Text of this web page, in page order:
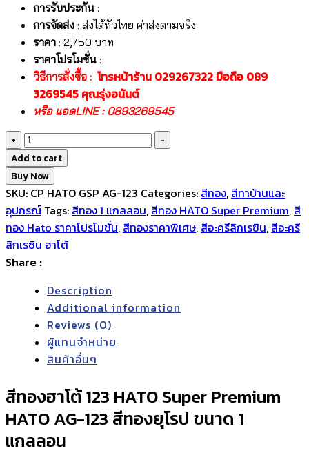
การรับประกัน :
การจัดส่ง : ส่งได้ทั่วไทย ค่าส่งตามจริง
ราคา : 2,750 บาท
ราคาโปรโมชั่น :
วิธีการสั่งซื้อ : โทรหน้าร้าน 029267322 มือถือ 089
3269545 คุณรุ่งอนันต์
หรือ แอดLINE : 0893269545
+
-
Add to cart
Buy Now
SKU: CP HATO GSP AG-123 Categories: สีทอง, สีทาบ้านและ
อุปกรณ์ Tags: สีทอง 1 แกลลอน, สีทอง HATO Super Premium, สี
ทอง Hato ราคาโปรโมชั่น, สีทองราคาพิเศษ, สีอะครีลิกเรซิน, สีอะครี
ลิกเรซิน ฮาโต้
Share :
Description
Additional information
Reviews (0)
ผู้แทนจำหน่าย
สินค้าอื่นๆ
สีทองฮาโต้ 123 HATO Super Premium
HATO AG-123 สีทองยุโรป ขนาด 1
แกลลอน